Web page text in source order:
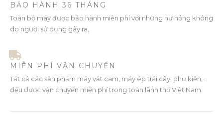
BẢO HÀNH 36 THÁNG
Toàn bộ máy được bảo hành miễn phí với những hư hỏng không
do người sử dụng gây ra,
MIỄN PHÍ VẬN CHUYỂN
Tất cả các sản phẩm máy vắt cam, máy ép trái cây, phụ kiện, ..
đều được vận chuyển miễn phí trong toàn lãnh thổ Việt Nam.